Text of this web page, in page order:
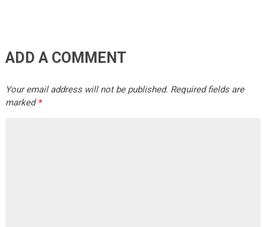
ADD A COMMENT
Your email address will not be published. Required fields are
marked *